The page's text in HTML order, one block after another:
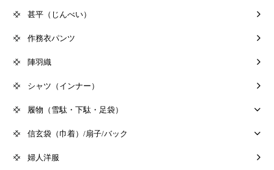
甚平（じんべい）
作務衣パンツ
陣羽織
シャツ（インナー）
履物（雪駄・下駄・足袋）
信玄袋（巾着）/扇子/バック
婦人洋服